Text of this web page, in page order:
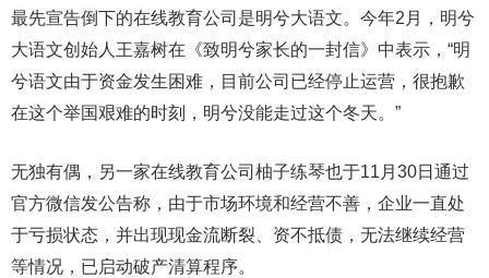
最先宣告倒下的在线教育公司是明兮大语文。今年2月，明兮
大语文创始人王嘉树在《致明兮家长的一封信》中表示，“明
兮语文由于资金发生困难，目前公司已经停止运营，很抱歉
在这个举国艰难的时刻，明兮没能走过这个冬天。”
无独有偶，另一家在线教育公司柚子练琴也于11月30日通过
官方微信发公告称，由于市场环境和经营不善，企业一直处
于亏损状态，并出现现金流断裂、资不抵债，无法继续经营
等情况，已启动破产清算程序。